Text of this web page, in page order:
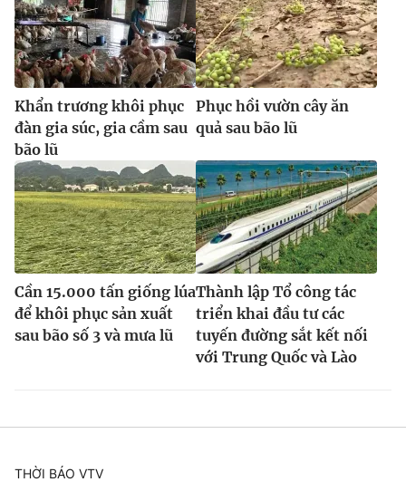
Ðiện thoại Thời báo VTV:024.66 897 897
Email:toasoan@vtv.vn
Liên hệ quảng cáo:024-7300.7108
® Cấm sao chép dưới mọi hình thức nếu không có sự chấp
thuận bằng văn bản. Ghi rõ nguồn VTV.vn khi phát hành lại
Khẩn trương khôi phục
đàn gia súc, gia cầm sau
bão lũ
Phục hồi vườn cây ăn
quả sau bão lũ
Cần 15.000 tấn giống lúa
để khôi phục sản xuất
sau bão số 3 và mưa lũ
Thành lập Tổ công tác
triển khai đầu tư các
tuyến đường sắt kết nối
với Trung Quốc và Lào
THỜI BÁO VTV